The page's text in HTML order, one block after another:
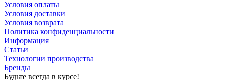
Условия оплаты
Условия доставки
Условия возврата
Политика конфиденциальности
Информация
Статьи
Технологии производства
Бренды
Будьте всегда в курсе!